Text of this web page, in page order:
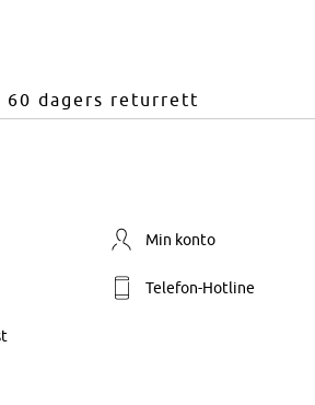
60 dagers returrett
Min konto
Telefon-Hotline